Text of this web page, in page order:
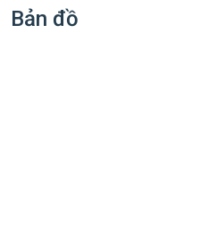
Bản đồ